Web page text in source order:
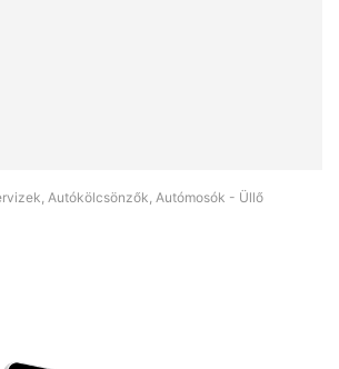
Autókölcsönzők, Autómosók - Üllő